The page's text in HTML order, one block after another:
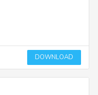
DOWNLOAD